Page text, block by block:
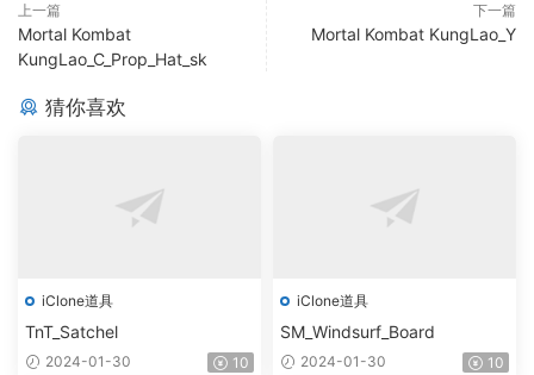
上一篇
Mortal Kombat
KungLao_C_Prop_Hat_sk
下一篇
Mortal Kombat KungLao_Y
猜你喜欢
iClone道具
TnT_Satchel
2024-01-30 10
iClone道具
SM_Windsurf_Board
2024-01-30 10